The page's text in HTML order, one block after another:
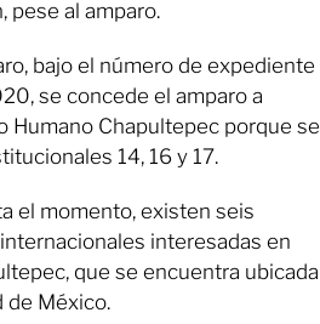
pese al amparo.
bajo el número de expediente
se concede el amparo a
Humano Chapultepec porque se
14, 16 y 17.
el momento, existen seis
interesadas en
que se encuentra ubicada
de México.